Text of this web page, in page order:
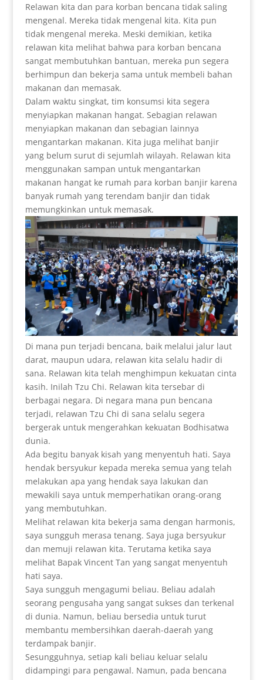
Relawan kita dan para korban bencana tidak saling
mengenal. Mereka tidak mengenal kita. Kita pun
tidak mengenal mereka. Meski demikian, ketika
relawan kita melihat bahwa para korban bencana
sangat membutuhkan bantuan, mereka pun segera
berhimpun dan bekerja sama untuk membeli bahan
makanan dan memasak.
Dalam waktu singkat, tim konsumsi kita segera
menyiapkan makanan hangat. Sebagian relawan
menyiapkan makanan dan sebagian lainnya
mengantarkan makanan. Kita juga melihat banjir
yang belum surut di sejumlah wilayah. Relawan kita
menggunakan sampan untuk mengantarkan
makanan hangat ke rumah para korban banjir karena
banyak rumah yang terendam banjir dan tidak
memungkinkan untuk memasak.
Di mana pun terjadi bencana, baik melalui jalur laut
darat, maupun udara, relawan kita selalu hadir di
sana. Relawan kita telah menghimpun kekuatan cinta
kasih. Inilah Tzu Chi. Relawan kita tersebar di
berbagai negara. Di negara mana pun bencana
terjadi, relawan Tzu Chi di sana selalu segera
bergerak untuk mengerahkan kekuatan Bodhisatwa
dunia.
Ada begitu banyak kisah yang menyentuh hati. Saya
hendak bersyukur kepada mereka semua yang telah
melakukan apa yang hendak saya lakukan dan
mewakili saya untuk memperhatikan orang-orang
yang membutuhkan.
Melihat relawan kita bekerja sama dengan harmonis,
saya sungguh merasa tenang. Saya juga bersyukur
dan memuji relawan kita. Terutama ketika saya
melihat Bapak Vincent Tan yang sangat menyentuh
hati saya.
Saya sungguh mengagumi beliau. Beliau adalah
seorang pengusaha yang sangat sukses dan terkenal
di dunia. Namun, beliau bersedia untuk turut
membantu membersihkan daerah-daerah yang
terdampak banjir.
Sesungguhnya, setiap kali beliau keluar selalu
didampingi para pengawal. Namun, pada bencana